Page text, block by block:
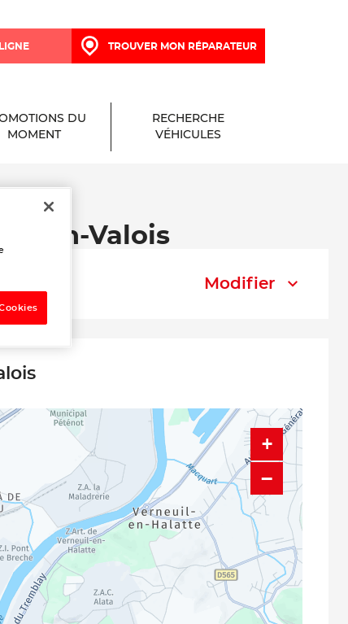
TROUVER MON RÉPARATEUR
DU
MOMENT
RECHERCHE
VÉHICULES
en-Valois
Modifier
+
−